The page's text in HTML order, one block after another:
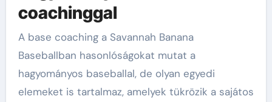
coachinggal
A base coaching a Savannah Banana
Baseballban hasonlóságokat mutat a
hagyományos baseballal, de olyan egyedi
elemeket is tartalmaz, amelyek tükrözik a sajátos